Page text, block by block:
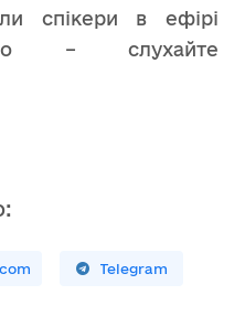
спікери в ефірі
– слухайте
Поширити У Telegram